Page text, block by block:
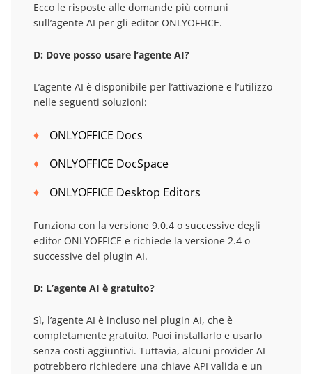
Ecco le risposte alle domande più comuni
sull’agente AI per gli editor ONLYOFFICE.
D: Dove posso usare l’agente AI?
L’agente AI è disponibile per l’attivazione e l’utilizzo
nelle seguenti soluzioni:
ONLYOFFICE Docs
ONLYOFFICE DocSpace
ONLYOFFICE Desktop Editors
Funziona con la versione 9.0.4 o successive degli
editor ONLYOFFICE e richiede la versione 2.4 o
successive del plugin AI.
D: L’agente AI è gratuito?
Sì, l’agente AI è incluso nel plugin AI, che è
completamente gratuito. Puoi installarlo e usarlo
senza costi aggiuntivi. Tuttavia, alcuni provider AI
potrebbero richiedere una chiave API valida e un